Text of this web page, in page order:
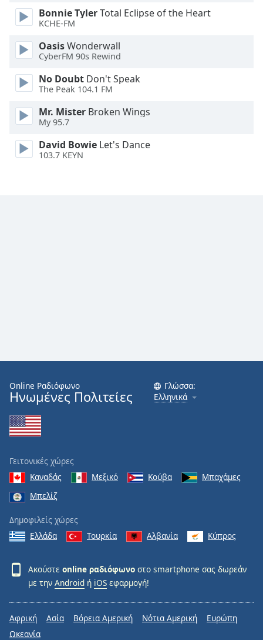
Text
Color
Opacity
Text
Color
Opacity
Style
Font
Done
Close
Modal
End
dialog
window.
Bonnie TylerTotal Eclipse of the Heart
KCHE-FM
OasisWonderwall
CyberFM 90s Rewind
No Doubt Don't Speak
The Peak 104.1 FM
Mr. Mister Broken Wings
My 95.7
David Bowie Let's Dance
103.7 KEYN
Online Ραδιόφωνο
Ηνωμένες Πολιτείες
Γλώσσα:
Ελληνικά
Γειτονικές χώρες
Καναδάς
Μεξικό Κούβα
Μπαχάμες
Μπελίζ
Δημοφιλείς χώρες
Ελλάδα
Τουρκία Αλβανία Κύπρος
Ακούστε online ραδιόφωνο στο smartphone σας δωρεάν
με την Android ή iOS εφαρμογή!
Αφρική Ασία Βόρεια Αμερική Νότια Αμερική
Ευρώπη
Ωκεανία